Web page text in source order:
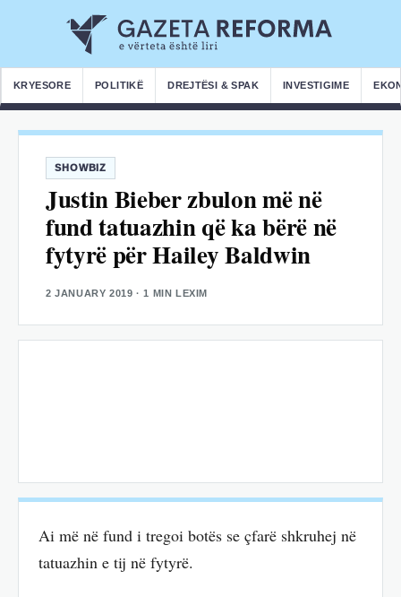
KRYESORE POLITIKË DREJTËSI & SPAK INVESTIGIME
SHOWBIZ
Justin Bieber zbulon më në
fund tatuazhin që ka bërë në
fytyrë për Hailey Baldwin
2 JANUARY 2019 · 1 MIN LEXIM
Ai më në fund i tregoi botës se çfarë shkruhej në
tatuazhin e tij në fytyrë.